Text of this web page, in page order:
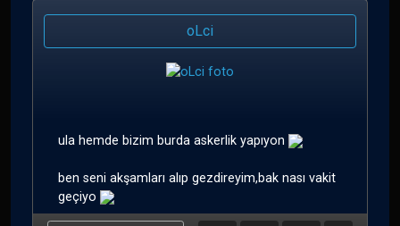
oLci
ula hemde bizim burda askerlik yapıyon
ben seni akşamları alıp gezdireyim,bak nası vakit
geçiyo